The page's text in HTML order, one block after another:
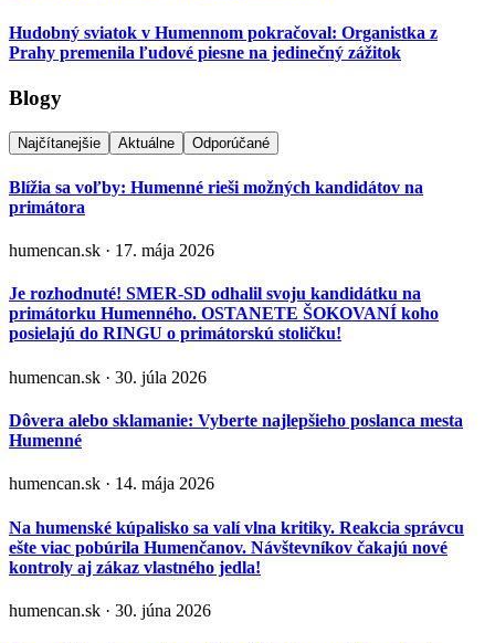
Hudobný sviatok v Humennom pokračoval: Organistka z
Prahy premenila ľudové piesne na jedinečný zážitok
Blogy
Najčítanejšie Aktuálne Odporúčané
Blížia sa voľby: Humenné rieši možných kandidátov na
primátora
humencan.sk · 17. mája 2026
Je rozhodnuté! SMER-SD odhalil svoju kandidátku na
primátorku Humenného. OSTANETE ŠOKOVANÍ koho
posielajú do RINGU o primátorskú stoličku!
humencan.sk · 30. júla 2026
Dôvera alebo sklamanie: Vyberte najlepšieho poslanca mesta
Humenné
humencan.sk · 14. mája 2026
Na humenské kúpalisko sa valí vlna kritiky. Reakcia správcu
ešte viac pobúrila Humenčanov. Návštevníkov čakajú nové
kontroly aj zákaz vlastného jedla!
humencan.sk · 30. júna 2026